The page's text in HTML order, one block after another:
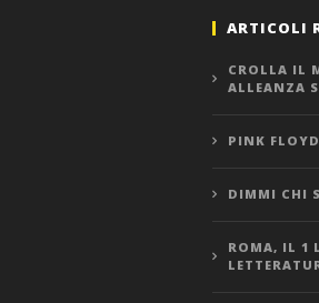
ARTICOLI
CROLLA IL
ALLEANZA
PINK
DIMMI CHI
ROMA, IL 1